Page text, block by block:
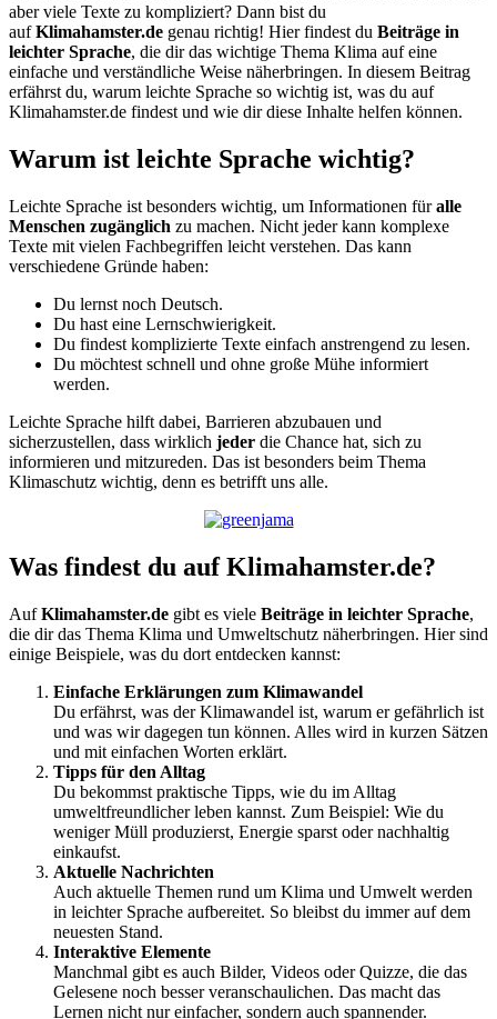
aber viele Texte zu kompliziert? Dann bist du
aufKlimahamster.de genau richtig! Hier findest du Beiträge in
leichter Sprache, die dir das wichtige Thema Klima auf eine
einfache und verständliche Weise näherbringen. In diesem Beitrag
erfährst du, warum leichte Sprache so wichtig ist, was du auf
Klimahamster.de findest und wie dir diese Inhalte helfen können.
Warum ist leichte Sprache wichtig?
Leichte Sprache ist besonders wichtig, um Informationen füralle
Menschen zugänglich zu machen. Nicht jeder kann komplexe
Texte mit vielen Fachbegriffen leicht verstehen. Das kann
verschiedene Gründe haben:
Du lernst noch Deutsch.
Du hast eine Lernschwierigkeit.
Du findest komplizierte Texte einfach anstrengend zu lesen.
Du möchtest schnell und ohne große Mühe informiert
werden.
Leichte Sprache hilft dabei, Barrieren abzubauen und
sicherzustellen, dass wirklich jeder die Chance hat, sich zu
informieren und mitzureden. Das ist besonders beim Thema
Klimaschutz wichtig, denn es betrifft uns alle.
Was findest du auf Klimahamster.de?
AufKlimahamster.de gibt es viele Beiträge in leichter Sprache,
die dir das Thema Klima und Umweltschutz näherbringen. Hier sind
einige Beispiele, was du dort entdecken kannst:
Einfache Erklärungen zum Klimawandel
Du erfährst, was der Klimawandel ist, warum er gefährlich ist
und was wir dagegen tun können. Alles wird in kurzen Sätzen
und mit einfachen Worten erklärt.
Tipps für den Alltag
Du bekommst praktische Tipps, wie du im Alltag
umweltfreundlicher leben kannst. Zum Beispiel: Wie du
weniger Müll produzierst, Energie sparst oder nachhaltig
einkaufst.
Aktuelle Nachrichten
Auch aktuelle Themen rund um Klima und Umwelt werden
in leichter Sprache aufbereitet. So bleibst du immer auf dem
neuesten Stand.
Interaktive Elemente
Manchmal gibt es auch Bilder, Videos oder Quizze, die das
Gelesene noch besser veranschaulichen. Das macht das
Lernen nicht nur einfacher, sondern auch spannender.